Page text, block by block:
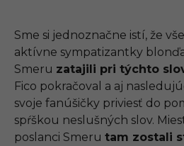
Sme si jednoznačne istí, že
aktívne sympatizantky
Smeru zatajili pri týchto
Fico pokračoval a aj
svoje fanúšičky priviesť do
spŕškou neslušných slov.
poslanci Smeru tam zostali